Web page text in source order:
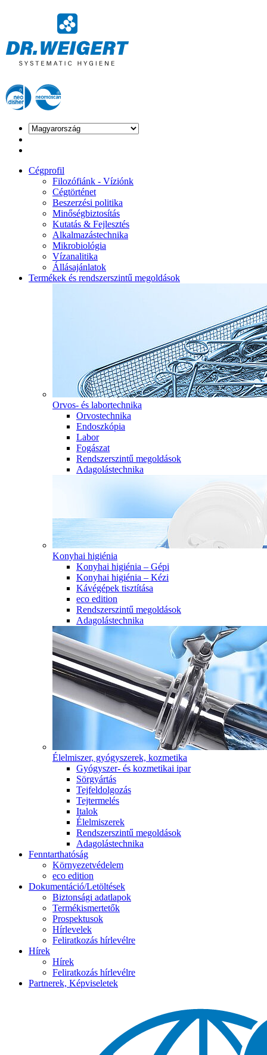
Cégprofil
Filozófiánk - Víziónk
Cégtörténet
Beszerzési politika
Minőségbiztosítás
Kutatás & Fejlesztés
Alkalmazástechnika
Mikrobiológia
Vízanalitika
Állásajánlatok
Termékek és rendszerszintű megoldások
Orvos- és labortechnika
Orvostechnika
Endoszkópia
Labor
Fogászat
Rendszerszintű megoldások
Adagolástechnika
Konyhai higiénia
Konyhai higiénia – Gépi
Konyhai higiénia – Kézi
Kávégépek tisztítása
eco edition
Rendszerszintű megoldások
Adagolástechnika
Élelmiszer, gyógyszerek, kozmetika
Gyógyszer- és kozmetikai ipar
Sörgyártás
Tejfeldolgozás
Tejtermelés
Italok
Élelmiszerek
Rendszerszintű megoldások
Adagolástechnika
Fenntarthatóság
Környezetvédelem
eco edition
Dokumentáció/Letöltések
Biztonsági adatlapok
Termékismertetők
Prospektusok
Hírlevelek
Feliratkozás hírlevélre
Hírek
Hírek
Feliratkozás hírlevélre
Partnerek, Képviseletek